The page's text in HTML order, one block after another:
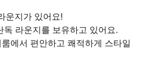
운지가 있어요!
독 라운지를 보유하고 있어요.
에서 편안하고 쾌적하게 스타일